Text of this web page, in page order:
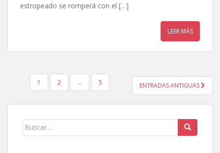
estropeado se romperá con el […]
LEER MÁS
NAVEGACIÓN DE ENTRADAS
1 2 … 5 ENTRADAS ANTIGUAS
Buscar: